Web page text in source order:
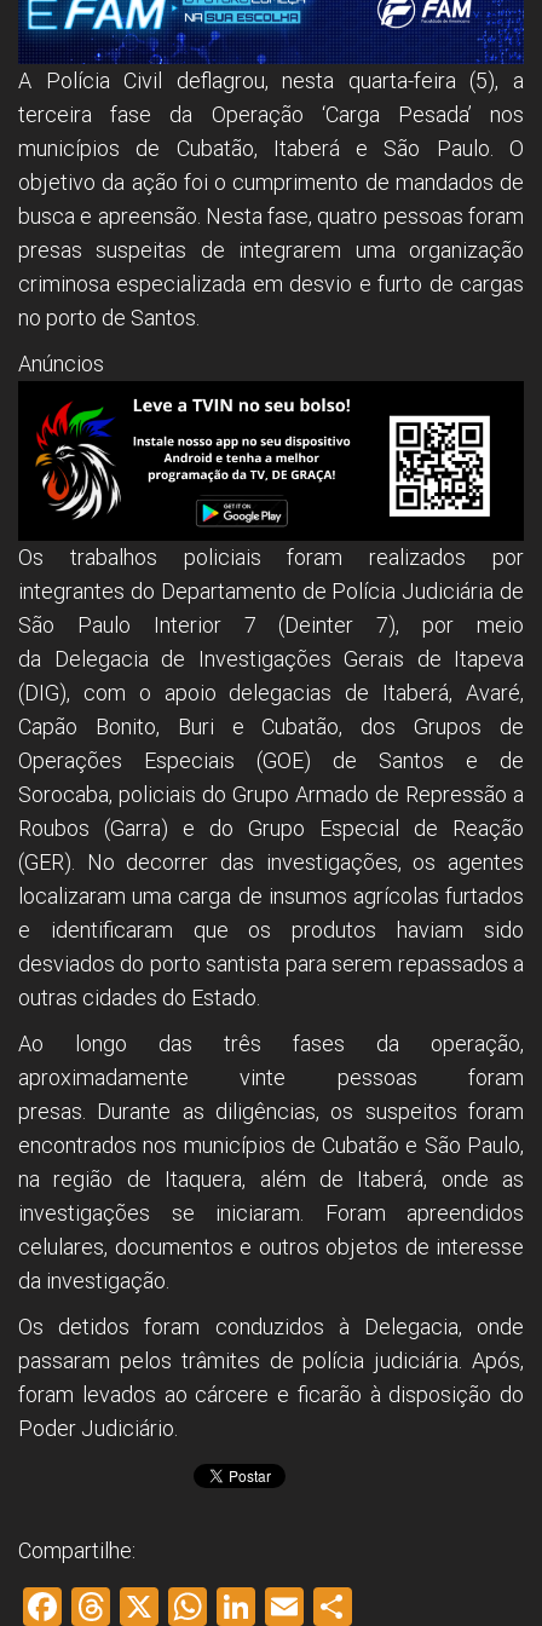
A Polícia Civil deflagrou, nesta quarta-feira (5), a
terceira fase da Operação ‘Carga Pesada’ nos
municípios de Cubatão, Itaberá e São Paulo. O
objetivo da ação foi o cumprimento de mandados de
busca e apreensão. Nesta fase, quatro pessoas foram
presas suspeitas de integrarem uma organização
criminosa especializada em desvio e furto de cargas
no porto de Santos.
Anúncios
Os trabalhos policiais foram realizados por
integrantes do Departamento de Polícia Judiciária de
São Paulo Interior 7 (Deinter 7), por meio
da Delegacia de Investigações Gerais de Itapeva
(DIG), com o apoio delegacias de Itaberá, Avaré,
Capão Bonito, Buri e Cubatão, dos Grupos de
Operações Especiais (GOE) de Santos e de
Sorocaba, policiais do Grupo Armado de Repressão a
Roubos (Garra) e do Grupo Especial de Reação
(GER). No decorrer das investigações, os agentes
localizaram uma carga de insumos agrícolas furtados
e identificaram que os produtos haviam sido
desviados do porto santista para serem repassados a
outras cidades do Estado.
Ao longo das três fases da operação,
aproximadamente vinte pessoas foram
presas. Durante as diligências, os suspeitos foram
encontrados nos municípios de Cubatão e São Paulo,
na região de Itaquera, além de Itaberá, onde as
investigações se iniciaram. Foram apreendidos
celulares, documentos e outros objetos de interesse
da investigação.
Os detidos foram conduzidos à Delegacia, onde
passaram pelos trâmites de polícia judiciária. Após,
foram levados ao cárcere e ficarão à disposição do
Poder Judiciário.
Compartilhe:
F
T
X
W Li
E